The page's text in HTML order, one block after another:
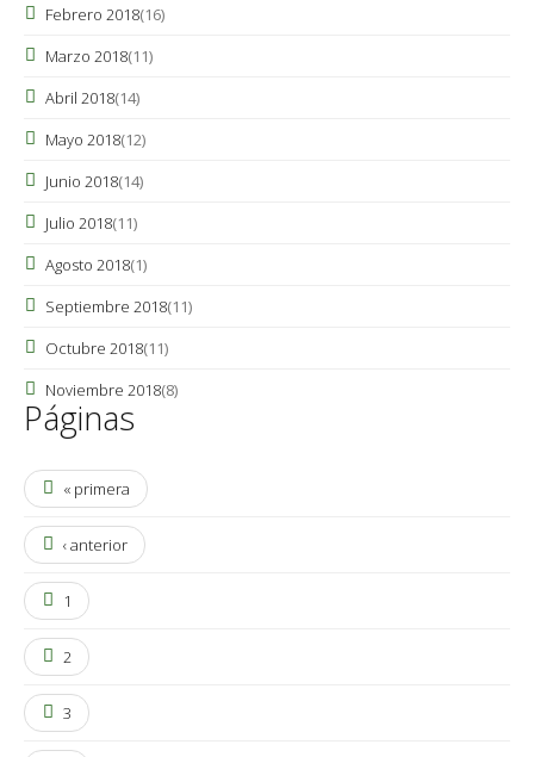
Febrero 2018(16)
Marzo 2018(11)
Abril 2018(14)
Mayo 2018(12)
Junio 2018(14)
Julio 2018(11)
Agosto 2018(1)
Septiembre 2018(11)
Octubre 2018(11)
Noviembre 2018(8)
Páginas
« primera
‹ anterior
1
2
3